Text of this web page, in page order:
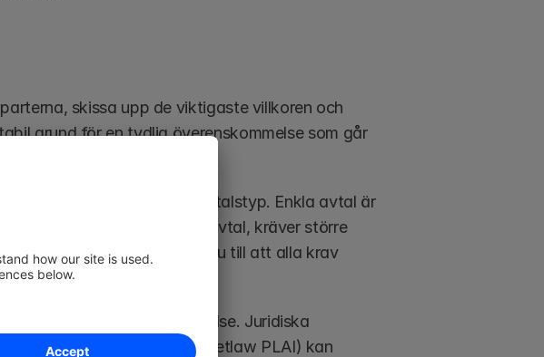
skissa upp de viktigaste villkoren och
grund för en tydlig överenskommelse som går
varierar beroende på avtalstyp. Enkla avtal är
eller partnerskapsavtal, kräver större
Med rätt förberedelser ser du till att alla krav
för gemensam förståelse. Juridiska
(tidigare kallad Pocketlaw PLAI) kan